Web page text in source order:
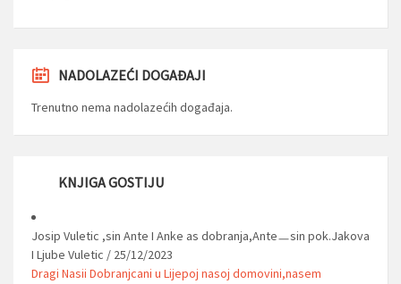
NADOLAZEĆI DOGAĐAJI
Trenutno nema nadolazećih događaja.
KNJIGA GOSTIJU
Josip Vuletic ,sin Ante I Anke as dobranja,Anteㅡsin pok.Jakova
I Ljube Vuletic / 25/12/2023
Dragi Nasii Dobranjcani u Lijepoj nasoj domovini,nasem